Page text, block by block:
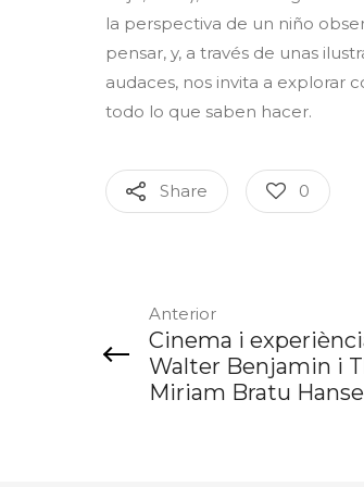
la perspectiva de un niño
pensar, y, a través de unas
audaces, nos invita a explorar
todo lo que saben hacer.
Share 0
Anterior
Cinema i
Walter Benjamin i
Miriam Bratu